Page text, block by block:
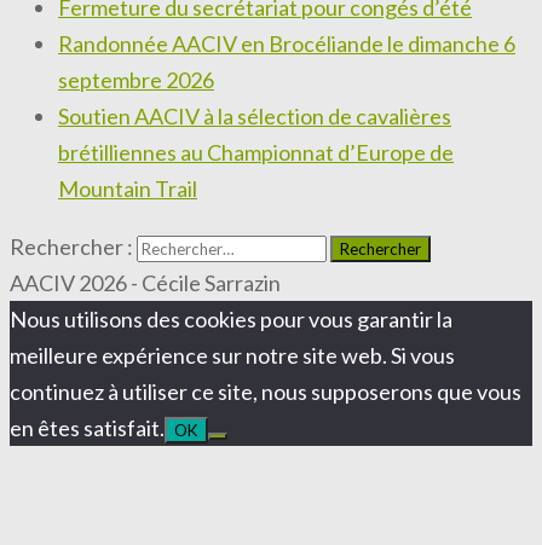
Fermeture du secrétariat pour congés d’été
Randonnée AACIV en Brocéliande le dimanche 6
septembre 2026
Soutien AACIV à la sélection de cavalières
brétilliennes au Championnat d’Europe de
Mountain Trail
Rechercher :
AACIV 2026 - Cécile Sarrazin
Nous utilisons des cookies pour vous garantir la
meilleure expérience sur notre site web. Si vous
continuez à utiliser ce site, nous supposerons que vous
en êtes satisfait. OK